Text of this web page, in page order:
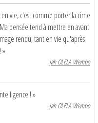
vie, c'est comme porter la cime
pensée tend à mettre en avant
rendu, tant en vie qu'après
»
Jah OLELA Wembo
! »
Jah OLELA Wembo